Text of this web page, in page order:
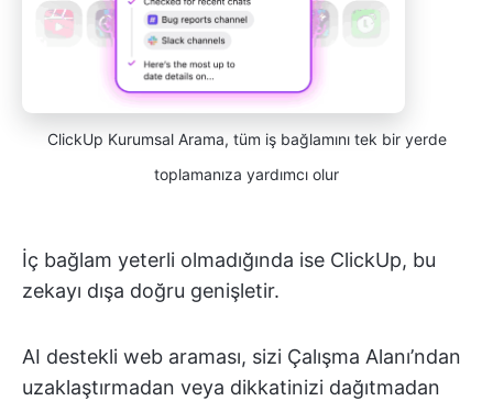
ClickUp Kurumsal Arama, tüm iş bağlamını tek bir yerde
toplamanıza yardımcı olur
İç bağlam yeterli olmadığında ise ClickUp, bu
zekayı dışa doğru genişletir.
AI destekli web araması, sizi Çalışma Alanı’ndan
uzaklaştırmadan veya dikkatinizi dağıtmadan